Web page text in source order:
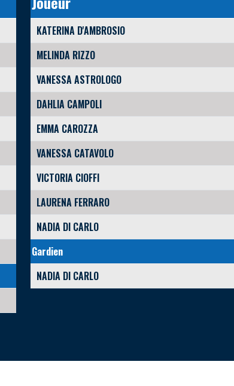
KATERINA D'AMBROSIO
MELINDA RIZZO
VANESSA ASTROLOGO
DAHLIA CAMPOLI
EMMA CAROZZA
VANESSA CATAVOLO
VICTORIA CIOFFI
LAURENA FERRARO
NADIA DI CARLO
Gardien
NADIA DI CARLO